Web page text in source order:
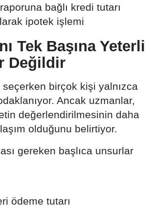
bağlı kredi tutarı
ipotek işlemi
Tek Başına Yeterli
Değildir
birçok kişi yalnızca
Ancak uzmanlar,
değerlendirilmesinin daha
olduğunu belirtiyor.
gereken başlıca unsurlar
ödeme tutarı